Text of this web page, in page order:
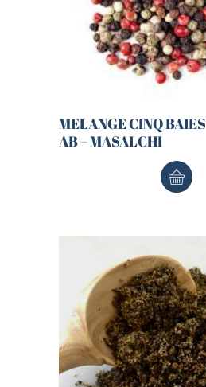
MELANGE CINQ BAIES
AB – MASALCHI